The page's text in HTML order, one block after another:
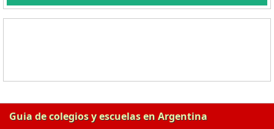
Guia de colegios y escuelas en Argentina